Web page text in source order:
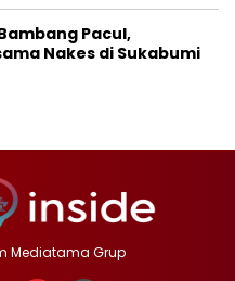
Pacul,
Nakes di Sukabumi
Mediatama Grup